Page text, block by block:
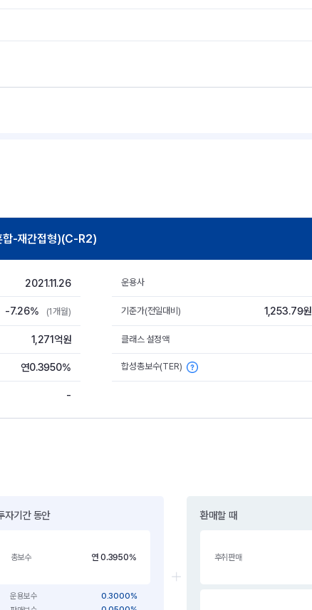
합-재간접형)(C-R2)
2021.11.26 운용사
-7.26% (1개월) 기준가(전일대비) 1,253.79원
1,271억원 클래스 설정액
연0.3950% 합성총보수(TER)
-
자기간 동안
총보수 연 0.3950%
운용보수
0.3000%
환매할 때
후취판매